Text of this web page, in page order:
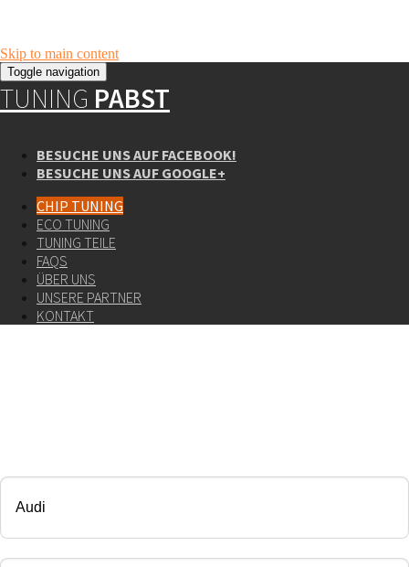
Skip to main content
Toggle navigation
TUNING PABST
BESUCHE UNS AUF FACEBOOK!
BESUCHE UNS AUF GOOGLE+
CHIP TUNING
ECO TUNING
TUNING TEILE
FAQS
ÜBER UNS
UNSERE PARTNER
KONTAKT